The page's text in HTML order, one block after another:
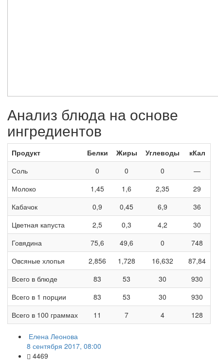
Анализ блюда на основе
ингредиентов
Продукт Белки Жиры Углеводы
кКал
Соль
0 0 0
—
Молоко
1,45 1,6 2,35
29
Кабачок
0,9 0,45 6,9
36
Цветная капуста
2,5 0,3 4,2
30
Говядина
75,6 49,6 0
748
Овсяные хлопья
2,856 1,728 16,632
87,84
Всего в блюде
83 53 30
930
Всего в 1 порции
83 53 30
930
Всего в 100 граммах
11 7 4 128
Елена Леонова
8 сентября 2017, 08:00
4469